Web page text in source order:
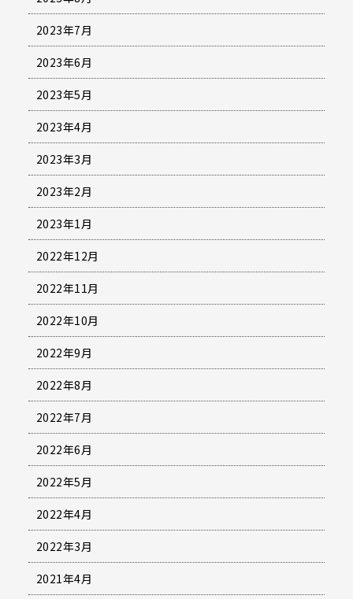
2023年7月
2023年6月
2023年5月
2023年4月
2023年3月
2023年2月
2023年1月
2022年12月
2022年11月
2022年10月
2022年9月
2022年8月
2022年7月
2022年6月
2022年5月
2022年4月
2022年3月
2021年4月